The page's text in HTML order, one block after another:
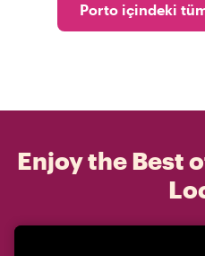
Porto içindeki
Enjoy the Best